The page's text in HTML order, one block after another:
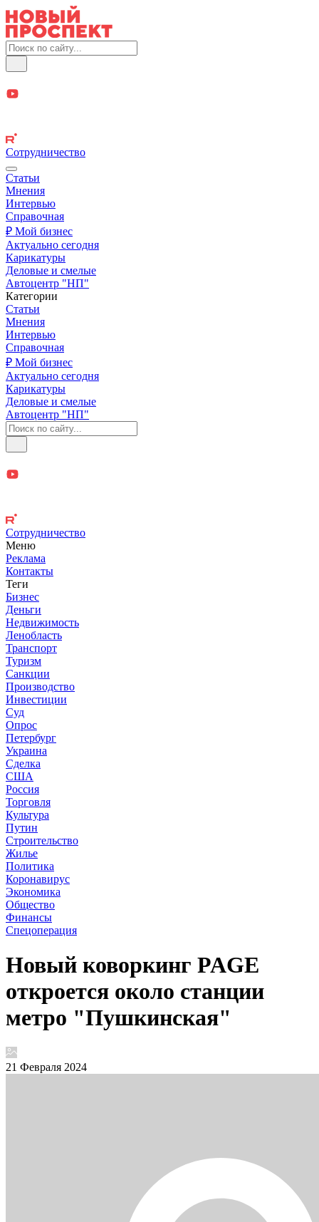
Сотрудничество
Статьи
Мнения
Интервью
Справочная
₽ Мой бизнес
Актуально сегодня
Карикатуры
Деловые и смелые
Автоцентр "НП"
Категории
Статьи
Мнения
Интервью
Справочная
₽ Мой бизнес
Актуально сегодня
Карикатуры
Деловые и смелые
Автоцентр "НП"
Сотрудничество
Меню
Реклама
Контакты
Теги
Бизнес
Деньги
Недвижимость
Ленобласть
Транспорт
Туризм
Санкции
Производство
Инвестиции
Суд
Опрос
Петербург
Украина
Сделка
США
Россия
Торговля
Культура
Путин
Строительство
Жилье
Политика
Коронавирус
Экономика
Общество
Финансы
Спецоперация
Новый коворкинг PAGE
откроется около станции
метро "Пушкинская"
21 Февраля 2024